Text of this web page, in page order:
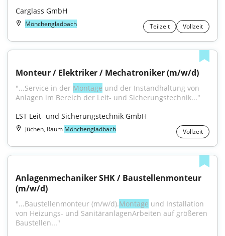
Carglass GmbH
Mönchengladbach Teilzeit Vollzeit
Monteur / Elektriker / Mechatroniker (m/w/d)
"...Service in der Montage und der Instandhaltung von
Anlagen im Bereich der Leit- und Sicherungstechnik..."
LST Leit- und Sicherungstechnik GmbH
Jüchen, Raum Mönchengladbach Vollzeit
Anlagenmechaniker SHK / Baustellenmonteur
(m/w/d)
"...Baustellenmonteur (m/w/d).Montage und Installation
von Heizungs- und SanitäranlagenArbeiten auf größeren
Baustellen..."